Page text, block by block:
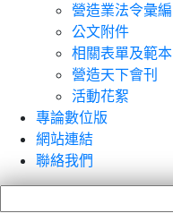
營造業法令彙編
公文附件
相關表單及範本
營造天下會刊
活動花絮
專論數位版
網站連結
聯絡我們